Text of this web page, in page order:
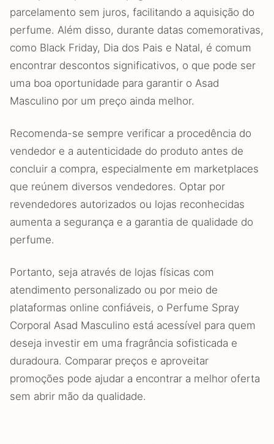
parcelamento sem juros, facilitando a aquisição do
perfume. Além disso, durante datas comemorativas,
como Black Friday, Dia dos Pais e Natal, é comum
encontrar descontos significativos, o que pode ser
uma boa oportunidade para garantir o Asad
Masculino por um preço ainda melhor.
Recomenda-se sempre verificar a procedência do
vendedor e a autenticidade do produto antes de
concluir a compra, especialmente em marketplaces
que reúnem diversos vendedores. Optar por
revendedores autorizados ou lojas reconhecidas
aumenta a segurança e a garantia de qualidade do
perfume.
Portanto, seja através de lojas físicas com
atendimento personalizado ou por meio de
plataformas online confiáveis, o Perfume Spray
Corporal Asad Masculino está acessível para quem
deseja investir em uma fragrância sofisticada e
duradoura. Comparar preços e aproveitar
promoções pode ajudar a encontrar a melhor oferta
sem abrir mão da qualidade.